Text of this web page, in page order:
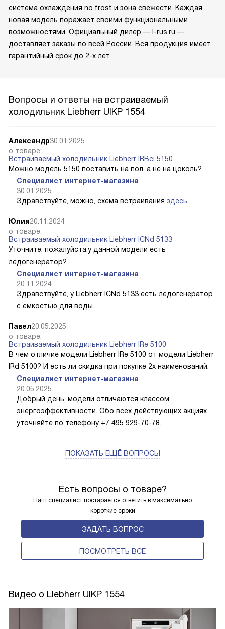
система охлаждения no frost и зона свежести. Каждая
новая модель поражает своими функциональными
возможностями. Официальный дилер — l-rus.ru —
доставляет заказы по всей России. Вся продукция имеет
гарантийный срок до 2-х лет.
Вопросы и ответы на встраиваемый
холодильник Liebherr UIKP 1554
Есть вопросы о товаре?
Наш специалист постарается ответить в максимально
короткие сроки
ЗАДАТЬ ВОПРОС
ПОCМОТРЕТЬ ВСЕ
Александр30.01.2025
о товаре:
Встраиваемый холодильник Liebherr IRBci 5150
Можно модель 5150 поставить на пол, а не на цоколь?
Специалист интернет-магазина
30.01.2025
Здравствуйте, можно, схема встраивания здесь.
Юлия20.11.2024
о товаре:
Встраиваемый холодильник Liebherr ICNd 5133
Уточните, пожалуйста,у данной модели есть
лёдогенератор?
Специалист интернет-магазина
20.11.2024
Здравствуйте, у Liebherr ICNd 5133 есть ледогенератор
с емкостью для воды.
Павел20.05.2025
о товаре:
Встраиваемый холодильник Liebherr IRe 5100
В чем отличие модели Liebherr IRe 5100 от модели Liebherr
IRd 5100? И есть ли скидка при покупке 2х наименований.
Специалист интернет-магазина
20.05.2025
Добрый день, модели отличаются классом
энергоэффективности. Обо всех действующих акциях
уточняйте по телефону +7 495 929-70-78.
ПОКАЗАТЬ ЕЩЁ ВОПРОСЫ
Видео о Liebherr UIKP 1554